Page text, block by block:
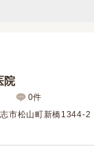
院
0件
市松山町新橋1344-2